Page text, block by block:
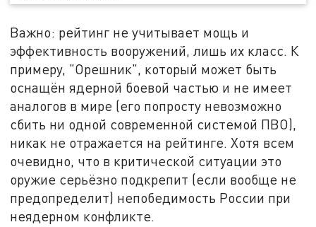
Важно: рейтинг не учитывает мощь и
эффективность вооружений, лишь их класс. К
примеру, "Орешник", который может быть
оснащён ядерной боевой частью и не имеет
аналогов в мире (его попросту невозможно
сбить ни одной современной системой ПВО),
никак не отражается на рейтинге. Хотя всем
очевидно, что в критической ситуации это
оружие серьёзно подкрепит (если вообще не
предопределит) непобедимость России при
неядерном конфликте.